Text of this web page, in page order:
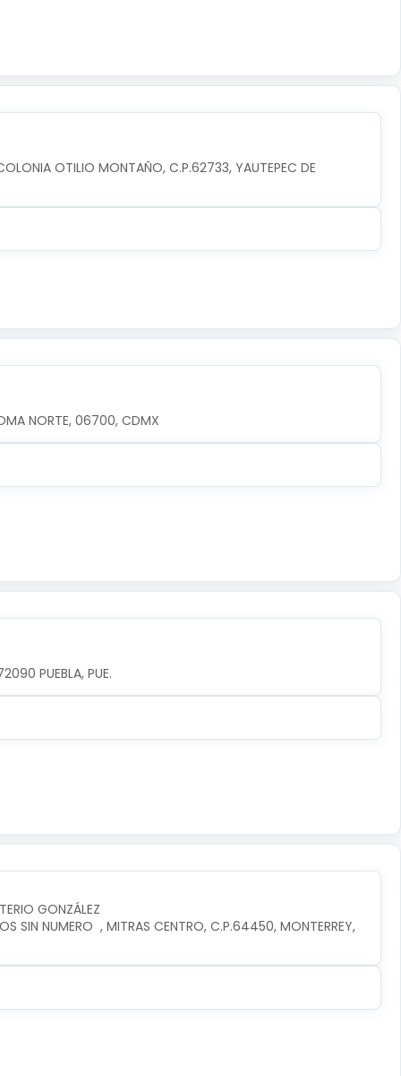
OTILIO MONTAÑO, C.P.62733, YAUTEPEC DE
NORTE, 06700, CDMX
PUEBLA, PUE.
GONZÁLEZ
SIN NUMERO  , MITRAS CENTRO, C.P.64450, MONTERREY,